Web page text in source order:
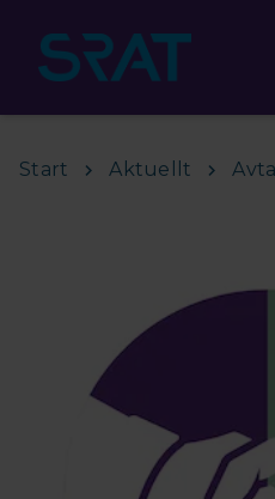
Start Aktuellt